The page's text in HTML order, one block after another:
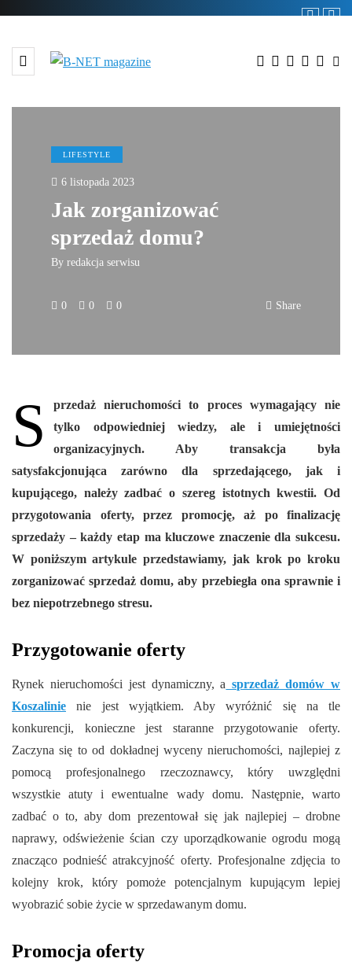
LIFESTYLE
6 listopada 2023
Jak zorganizować
sprzedaż domu?
By redakcja serwisu
0 0 0 Share
S
przedaż nieruchomości to proces wymagający nie
tylko odpowiedniej wiedzy, ale i umiejętności
organizacyjnych. Aby transakcja była
satysfakcjonująca zarówno dla sprzedającego, jak i
kupującego, należy zadbać o szereg istotnych kwestii. Od
przygotowania oferty, przez promocję, aż po finalizację
sprzedaży – każdy etap ma kluczowe znaczenie dla sukcesu.
W poniższym artykule przedstawiamy, jak krok po kroku
zorganizować sprzedaż domu, aby przebiegła ona sprawnie i
bez niepotrzebnego stresu.
Przygotowanie oferty
Rynek nieruchomości jest dynamiczny, a sprzedaż domów w
Koszalinie nie jest wyjątkiem. Aby wyróżnić się na tle
konkurencji, konieczne jest staranne przygotowanie oferty.
Zaczyna się to od dokładnej wyceny nieruchomości, najlepiej z
pomocą profesjonalnego rzeczoznawcy, który uwzględni
wszystkie atuty i ewentualne wady domu. Następnie, warto
zadbać o to, aby dom prezentował się jak najlepiej – drobne
naprawy, odświeżenie ścian czy uporządkowanie ogrodu mogą
znacząco podnieść atrakcyjność oferty. Profesjonalne zdjęcia to
kolejny krok, który pomoże potencjalnym kupującym lepiej
wyobrazić sobie życie w sprzedawanym domu.
Promocja oferty